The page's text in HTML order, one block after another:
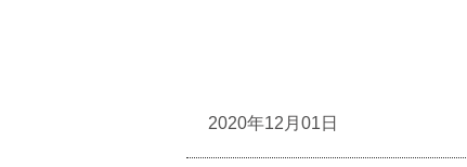
2020年12月01日